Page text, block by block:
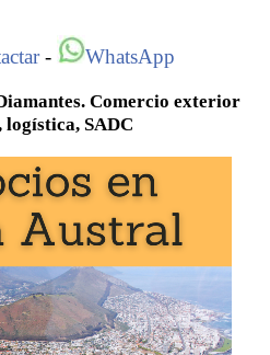
- WhatsApp
Comercio exterior
logística, SADC